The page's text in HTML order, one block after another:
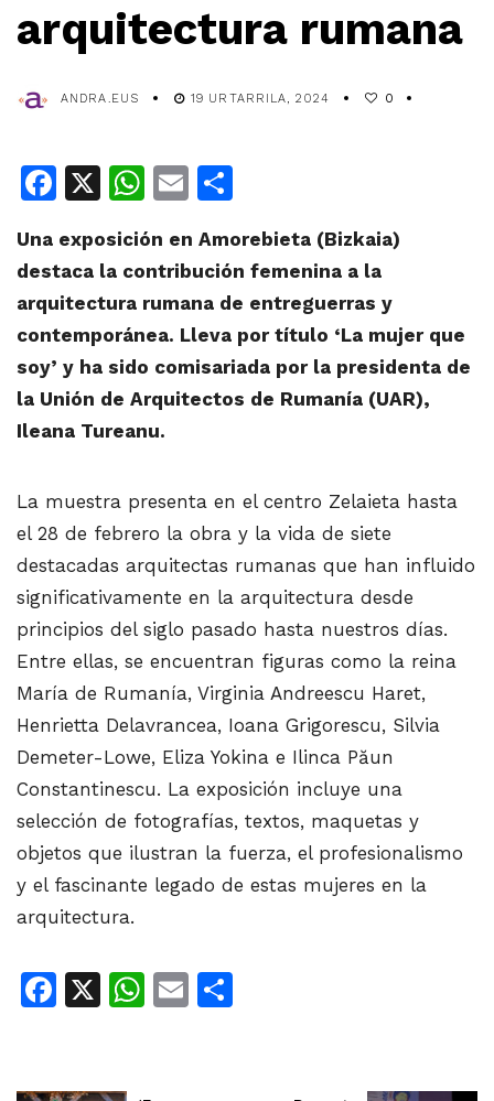
arquitectura rumana
ANDRA.EUS 19 URTARRILA, 2024 0
Facebook
X WhatsApp
Email
Una exposición en Amorebieta (Bizkaia)
destaca la contribución femenina a la
arquitectura rumana de entreguerras y
contemporánea. Lleva por título ‘La mujer que
soy’ y ha sido comisariada por la presidenta de
la Unión de Arquitectos de Rumanía (UAR),
Ileana Tureanu.
La muestra presenta en el centro Zelaieta hasta
el 28 de febrero la obra y la vida de siete
destacadas arquitectas rumanas que han influido
significativamente en la arquitectura desde
principios del siglo pasado hasta nuestros días.
Entre ellas, se encuentran figuras como la reina
María de Rumanía, Virginia Andreescu Haret,
Henrietta Delavrancea, Ioana Grigorescu, Silvia
Demeter-Lowe, Eliza Yokina e Ilinca Păun
Constantinescu. La exposición incluye una
selección de fotografías, textos, maquetas y
objetos que ilustran la fuerza, el profesionalismo
y el fascinante legado de estas mujeres en la
arquitectura.
Facebook
X WhatsApp
Email